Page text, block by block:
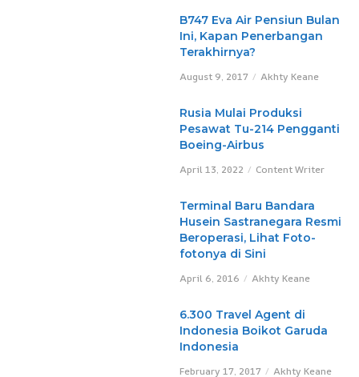
B747 Eva Air Pensiun Bulan
Ini, Kapan Penerbangan
Terakhirnya?
August 9, 2017 Akhty Keane
Rusia Mulai Produksi
Pesawat Tu-214 Pengganti
Boeing-Airbus
April 13, 2022 Content Writer
Terminal Baru Bandara
Husein Sastranegara Resmi
Beroperasi, Lihat Foto-
fotonya di Sini
April 6, 2016 Akhty Keane
6.300 Travel Agent di
Indonesia Boikot Garuda
Indonesia
February 17, 2017 Akhty Keane